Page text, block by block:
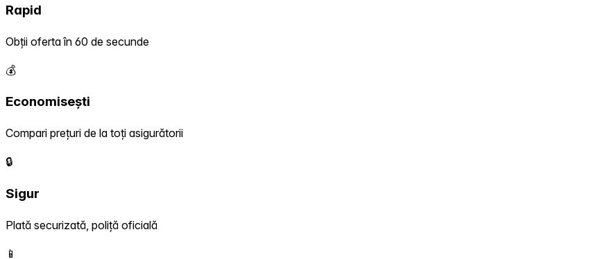
Rapid
Obții oferta în 60 de secunde
💰
Economisești
Compari prețuri de la toți asigurătorii
🔒
Sigur
Plată securizată, poliță oficială
📱